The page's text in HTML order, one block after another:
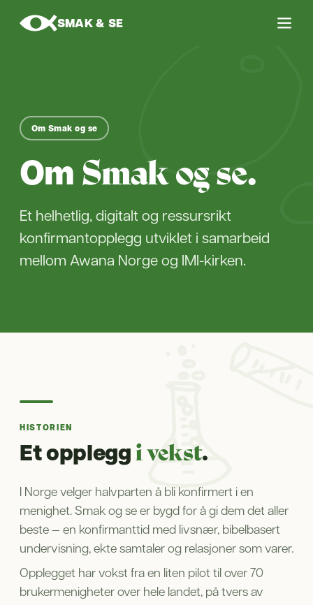
SMAK & SE
Om Smak og se
Om Smak og se.
Et helhetlig, digitalt og ressursrikt
konfirmantopplegg utviklet i samarbeid
mellom Awana Norge og IMI-kirken.
HISTORIEN
Et oppleggi vekst.
I Norge velger halvparten å bli konfirmert i en
menighet. Smak og se er bygd for å gi dem det aller
beste — en konfirmanttid med livsnær, bibelbasert
undervisning, ekte samtaler og relasjoner som varer.
Opplegget har vokst fra en liten pilot til over 70
brukermenigheter over hele landet, på tvers av